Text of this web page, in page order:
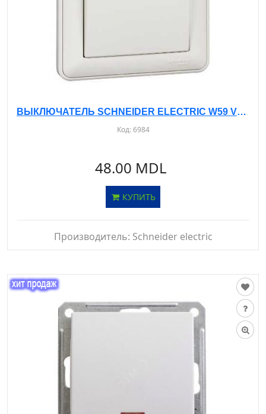
ВЫКЛЮЧАТЕЛЬ SCHNEIDER ELECTRIC W59 VS110-154-18 С РАМКОЙ, С/У, 1-КЛ. БЕЛЫЙ - 10А- IP20
Код:6984
48.00 MDL
КУПИТЬ
Производитель: Schneider electric